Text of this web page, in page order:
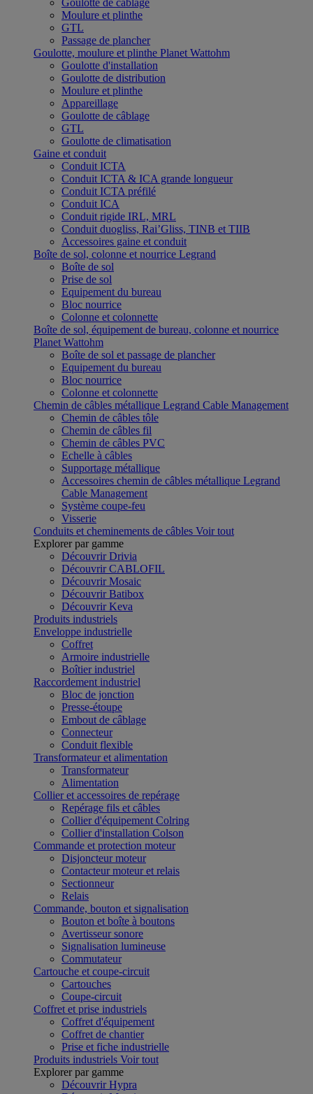
Goulotte de câblage
Moulure et plinthe
GTL
Passage de plancher
Goulotte, moulure et plinthe Planet Wattohm
Goulotte d'installation
Goulotte de distribution
Moulure et plinthe
Appareillage
Goulotte de câblage
GTL
Goulotte de climatisation
Gaine et conduit
Conduit ICTA
Conduit ICTA & ICA grande longueur
Conduit ICTA préfilé
Conduit ICA
Conduit rigide IRL, MRL
Conduit duogliss, Rai’Gliss, TINB et TIIB
Accessoires gaine et conduit
Boîte de sol, colonne et nourrice Legrand
Boîte de sol
Prise de sol
Equipement du bureau
Bloc nourrice
Colonne et colonnette
Boîte de sol, équipement de bureau, colonne et nourrice
Planet Wattohm
Boîte de sol et passage de plancher
Equipement du bureau
Bloc nourrice
Colonne et colonnette
Chemin de câbles métallique Legrand Cable Management
Chemin de câbles tôle
Chemin de câbles fil
Chemin de câbles PVC
Echelle à câbles
Supportage métallique
Accessoires chemin de câbles métallique Legrand
Cable Management
Système coupe-feu
Visserie
Conduits et cheminements de câbles Voir tout
Explorer par gamme
Découvrir Drivia
Découvrir CABLOFIL
Découvrir Mosaic
Découvrir Batibox
Découvrir Keva
Produits industriels
Enveloppe industrielle
Coffret
Armoire industrielle
Boîtier industriel
Raccordement industriel
Bloc de jonction
Presse-étoupe
Embout de câblage
Connecteur
Conduit flexible
Transformateur et alimentation
Transformateur
Alimentation
Collier et accessoires de repérage
Repérage fils et câbles
Collier d'équipement Colring
Collier d'installation Colson
Commande et protection moteur
Disjoncteur moteur
Contacteur moteur et relais
Sectionneur
Relais
Commande, bouton et signalisation
Bouton et boîte à boutons
Avertisseur sonore
Signalisation lumineuse
Commutateur
Cartouche et coupe-circuit
Cartouches
Coupe-circuit
Coffret et prise industriels
Coffret d'équipement
Coffret de chantier
Prise et fiche industrielle
Produits industriels Voir tout
Explorer par gamme
Découvrir Hypra